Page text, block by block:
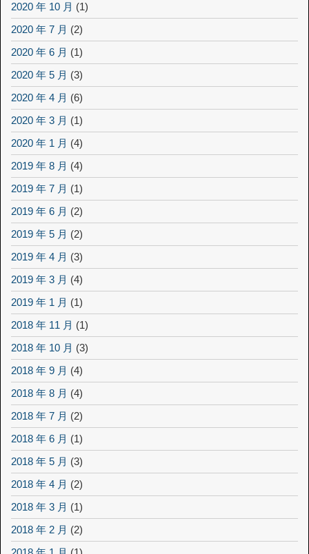
2020 年 10 月 (1)
2020 年 7 月 (2)
2020 年 6 月 (1)
2020 年 5 月 (3)
2020 年 4 月 (6)
2020 年 3 月 (1)
2020 年 1 月 (4)
2019 年 8 月 (4)
2019 年 7 月 (1)
2019 年 6 月 (2)
2019 年 5 月 (2)
2019 年 4 月 (3)
2019 年 3 月 (4)
2019 年 1 月 (1)
2018 年 11 月 (1)
2018 年 10 月 (3)
2018 年 9 月 (4)
2018 年 8 月 (4)
2018 年 7 月 (2)
2018 年 6 月 (1)
2018 年 5 月 (3)
2018 年 4 月 (2)
2018 年 3 月 (1)
2018 年 2 月 (2)